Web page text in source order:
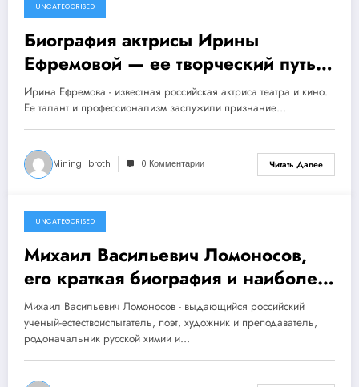
1 ноября 2023
UNCATEGORISED
Биография актрисы Ирины
Ефремовой — ее творческий путь,
личная жизнь и успехи в
кинематографе
Ирина Ефремова - известная российская актриса театра и кино.
Ее талант и профессионализм заслужили признание…
Mining_broth 0 Комментарии Читать Далее
1 ноября 2023
UNCATEGORISED
Михаил Васильевич Ломоносов,
его краткая биография и наиболее
значимые достижения
Михаил Васильевич Ломоносов - выдающийся российский
ученый-естествоиспытатель, поэт, художник и преподаватель,
родоначальник русской химии и…